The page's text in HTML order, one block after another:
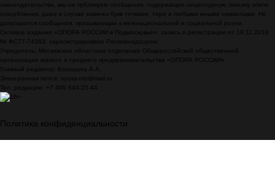
законодательства, мы не публикуем сообщения, содержащие нецензурную лексику и/или
оскорбления, даже в случае замены букв точками, тире и любыми иными символами. Не
допускаются сообщения, призывающие к межнациональной и социальной розни.
Сетевое издание «ОПОРА РОССИИ в Подмосковье», запись о регистрации от 19.11.2018
№ ФС77-74363, зарегистрировано Роскомнадзором.
Учредитель: Московское областное отделение Общероссийской общественной
организации малого и среднего предпринимательства «ОПОРА РОССИИ»
Главный редактор: Косицына А.А.
Электронная почта: opora-mo@mail.ru
Тел. редакции: +7 495 644-25-44
Политика конфиденциальности